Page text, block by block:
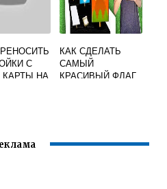
С
НА
КАК СДЕЛАТЬ
САМЫЙ
КРАСИВЫЙ ФЛАГ